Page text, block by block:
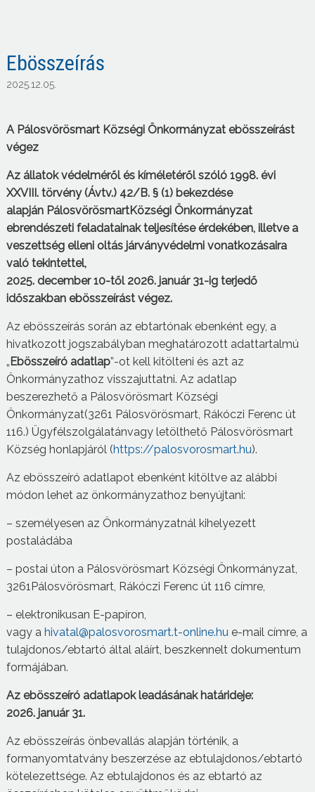
Ebösszeírás
2025.12.05.
A Pálosvörösmart KözségiÖnkormányzat ebösszeírást
végez
Az állatok védelméről és kíméletéről szóló 1998. évi
XXVIII. törvény (Ávtv.) 42/B. § (1)bekezdése
alapján PálosvörösmartKözségiÖnkormányzat
ebrendészeti feladatainak teljesítése érdekében, illetve a
veszettség elleni oltás járványvédelmi vonatkozásaira
való tekintettel,
2025. december 10-től 2026. január 31-ig terjedő
időszakban ebösszeírást végez.
Az ebösszeírás során az ebtartónak ebenként egy, a
hivatkozott jogszabályban meghatározott adattartalmú
„ Ebösszeíró adatlap”-ot kell kitölteni és azt az
Önkormányzathoz visszajuttatni. Az adatlap
beszerezhető a Pálosvörösmart Községi
Önkormányzat(3261 Pálosvörösmart, Rákóczi Ferenc út
116.) Ügyfélszolgálatánvagy letölthető Pálosvörösmart
Község honlapjáról (https://palosvorosmart.hu).
Az ebösszeíró adatlapot ebenként kitöltve az alábbi
módon lehet az önkormányzathoz benyújtani:
– személyesen az Önkormányzatnál kihelyezett
postaládába
– postai úton a Pálosvörösmart Községi Önkormányzat,
3261Pálosvörösmart, Rákóczi Ferenc út 116 címre,
– elektronikusan E-papíron,
vagy a hivatal@palosvorosmart.t-online.hue-mail címre, a
tulajdonos/ebtartó által aláírt, beszkennelt dokumentum
formájában.
Az ebösszeíró adatlapok leadásának határideje:
2026. január 31.
Az ebösszeírás önbevallás alapján történik, a
formanyomtatvány beszerzése az ebtulajdonos/ebtartó
kötelezettsége. Az ebtulajdonos és az ebtartó az